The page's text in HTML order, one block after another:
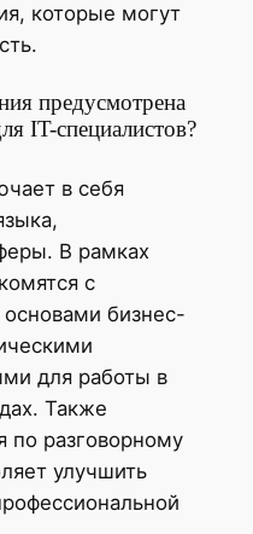
которые могут
предусмотрена
IT-специалистов?
в себя
В рамках
с
бизнес-
для работы в
Также
по разговорному
улучшить